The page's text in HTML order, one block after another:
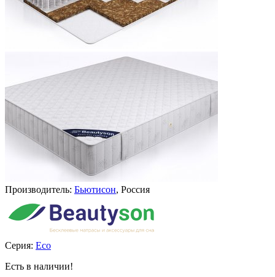
Производитель: Бьютисон, Россия
Серия: Eco
Есть в наличии!